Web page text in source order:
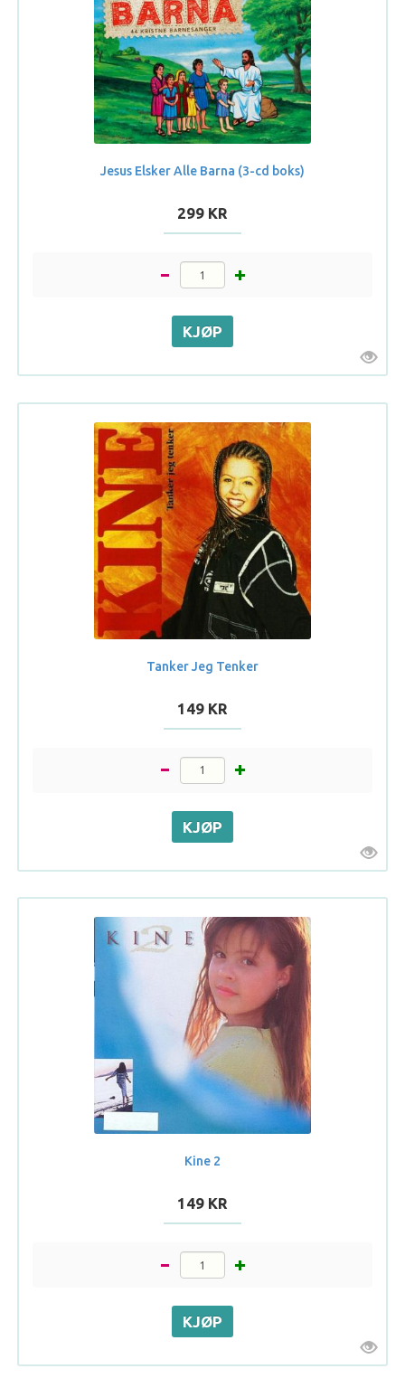
Jesus Elsker Alle Barna (3-cd boks)
299 KR
Tanker Jeg Tenker
149 KR
Kine 2
149 KR